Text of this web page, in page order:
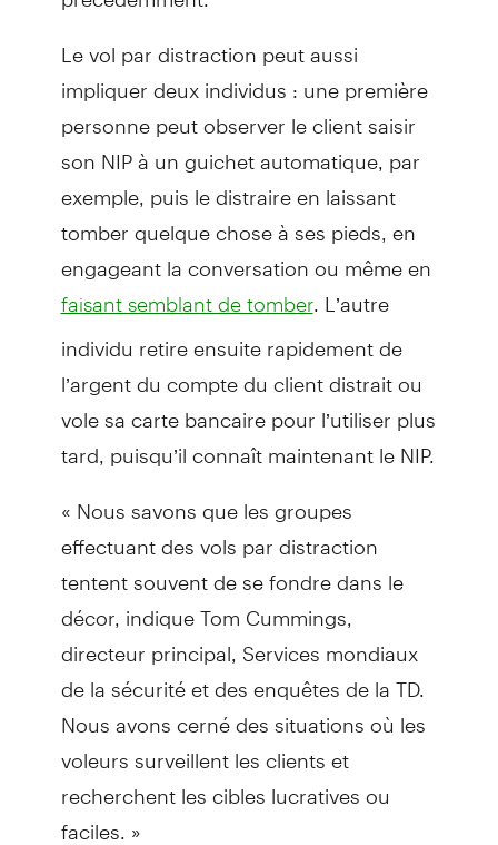
Le vol par distraction peut aussi
impliquer deux individus : une première
personne peut observer le client saisir
son NIP à un guichet automatique, par
exemple, puis le distraire en laissant
tomber quelque chose à ses pieds, en
engageant la conversation ou même en
faisant semblant de tomber. L’autre
individu retire ensuite rapidement de
l’argent du compte du client distrait ou
vole sa carte bancaire pour l’utiliser plus
tard, puisqu’il connaît maintenant le NIP.
« Nous savons que les groupes
effectuant des vols par distraction
tentent souvent de se fondre dans le
décor, indique Tom Cummings,
directeur principal, Services mondiaux
de la sécurité et des enquêtes de la TD.
Nous avons cerné des situations où les
voleurs surveillent les clients et
recherchent les cibles lucratives ou
faciles. »